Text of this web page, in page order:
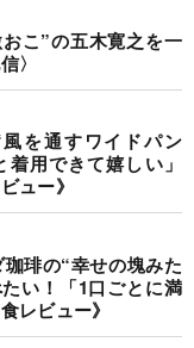
こ”の五木寛之を一
〉
を通すワイドパン
用できて嬉しい」
ュー》
珈琲の“幸せの塊みた
い！「1口ごとに満
レビュー》